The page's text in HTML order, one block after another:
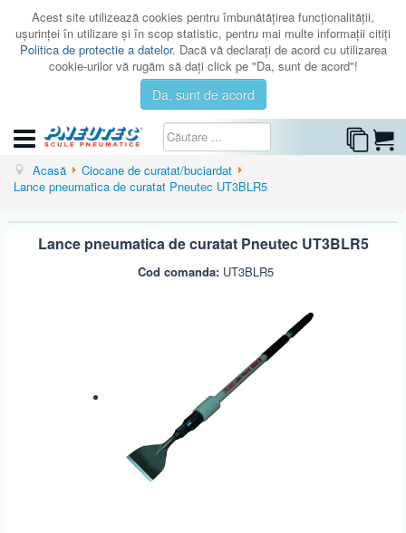
Acest site utilizează cookies pentru îmbunătăţirea funcţionalităţii,
uşurinţei în utilizare şi în scop statistic, pentru mai multe informaţii citiţi
Politica de protectie a datelor. Dacă vă declaraţi de acord cu utilizarea
cookie-urilor vă rugăm să daţi click pe "Da, sunt de acord"!
Da, sunt de acord
CATEGORII
CATALOAGE
Acasă
Ciocane de curatat/buciardat
Lance pneumatica de curatat Pneutec UT3BLR5
Lance pneumatica de curatat Pneutec UT3BLR5
Cod comanda: UT3BLR5